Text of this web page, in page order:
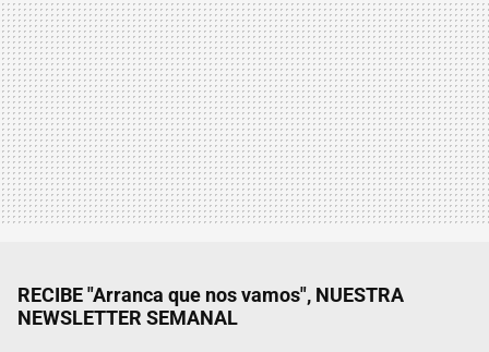
RECIBE "Arranca que nos vamos", NUESTRA
NEWSLETTER SEMANAL